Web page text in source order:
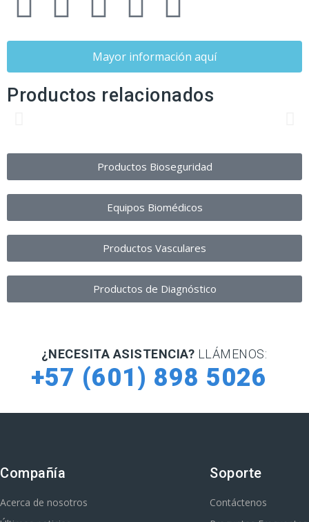
Mayor información aquí
Productos relacionados
Productos Bioseguridad
Equipos Biomédicos
Productos Vasculares
Productos de Diagnóstico
¿NECESITA ASISTENCIA? LLÁMENOS:
+57 (601) 898 5026
Compañía
Acerca de nosotros
Soporte
Contáctenos